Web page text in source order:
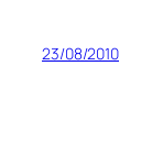
23/08/2010